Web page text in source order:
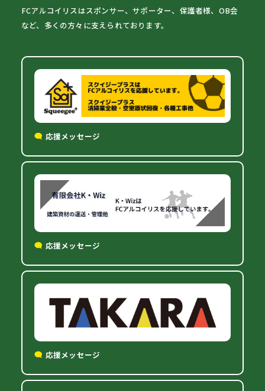
FCアルコイリスはスポンサー、サポーター、保護者様、OB会
など、多くの方々に支えられております。
応援メッセージ
応援メッセージ
応援メッセージ